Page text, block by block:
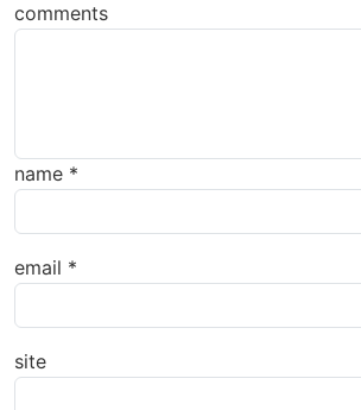
comments
name *
email *
site